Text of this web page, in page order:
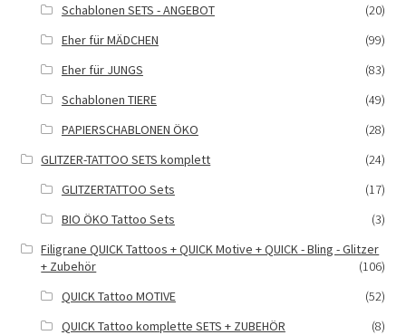
Schablonen SETS - ANGEBOT
(20)
Eher für MÄDCHEN
(99)
Eher für JUNGS
(83)
Schablonen TIERE
(49)
PAPIERSCHABLONEN ÖKO
(28)
GLITZER-TATTOO SETS komplett
(24)
GLITZERTATTOO Sets
(17)
BIO ÖKO Tattoo Sets
(3)
Filigrane QUICK Tattoos + QUICK Motive + QUICK - Bling - Glitzer
+ Zubehör
(106)
QUICK Tattoo MOTIVE
(52)
QUICK Tattoo komplette SETS + ZUBEHÖR
(8)